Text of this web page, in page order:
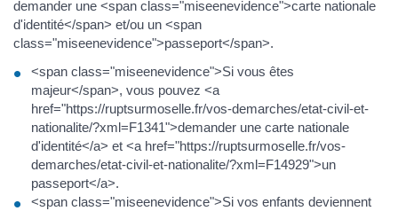
demander une <span class="miseenevidence">carte nationale
d'identité</span> et/ou un <span
class="miseenevidence">passeport</span>.
<span class="miseenevidence">Si vous êtes
majeur</span>, vous pouvez <a
href="https://ruptsurmoselle.fr/vos-demarches/etat-civil-et-
nationalite/?xml=F1341">demander une carte nationale
d'identité</a> et <a href="https://ruptsurmoselle.fr/vos-
demarches/etat-civil-et-nationalite/?xml=F14929">un
passeport</a>.
<span class="miseenevidence">Si vos enfants deviennent